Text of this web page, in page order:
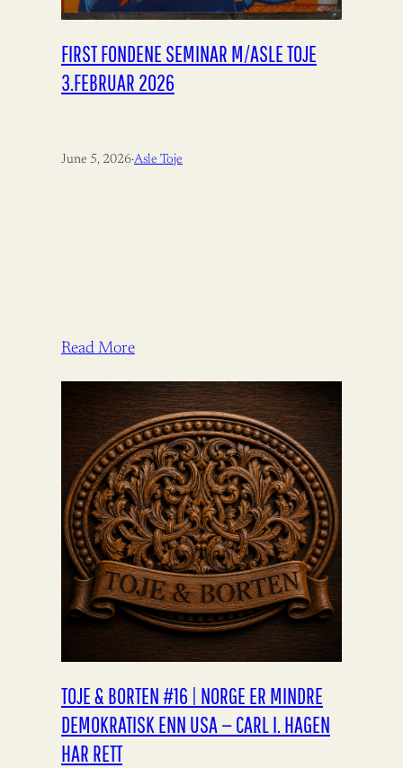
FIRST FONDENE SEMINAR M/ASLE TOJE
3.FEBRUAR 2026
June 5, 2026·Asle Toje
Read More
TOJE & BORTEN #16 | NORGE ER MINDRE
DEMOKRATISK ENN USA — CARL I. HAGEN
HAR RETT